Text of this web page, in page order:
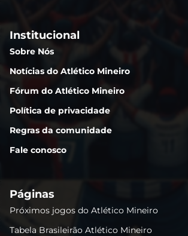
Institucional
Sobre Nós
Notícias do Atlético Mineiro
Fórum do Atlético Mineiro
Política de privacidade
Regras da comunidade
Fale conosco
Páginas
Próximos jogos do Atlético Mineiro
Tabela Brasileirão Atlético Mineiro